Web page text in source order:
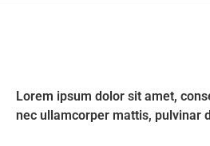
Lorem ipsum dolor sit amet,
nec ullamcorper mattis, pulvinar